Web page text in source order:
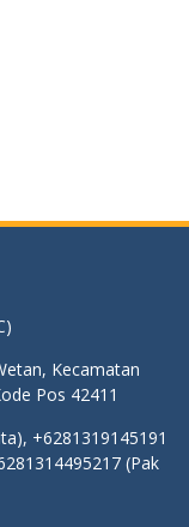
Kecamatan
Pos 42411
+6281319145191
(Pak